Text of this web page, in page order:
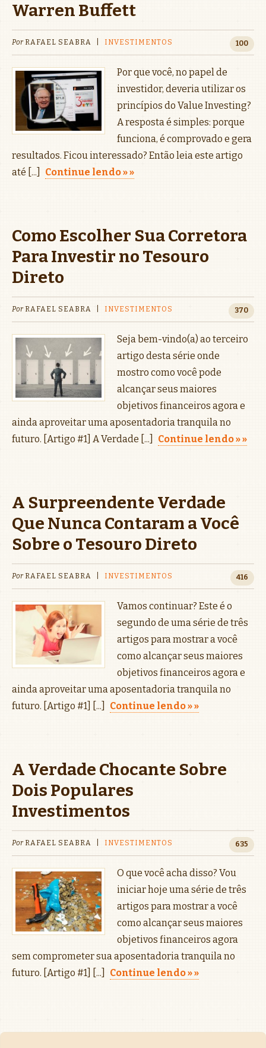
Warren Buffett
Por RAFAEL SEABRA INVESTIMENTOS 100
Por que você, no papel de
investidor, deveria utilizar os
princípios do Value Investing?
A resposta é simples: porque
funciona, é comprovado e gera
resultados. Ficou interessado? Então leia este artigo
até [...]
Continue lendo »
Como Escolher Sua Corretora
Para Investir no Tesouro
Direto
Por RAFAEL SEABRA INVESTIMENTOS 370
Seja bem-vindo(a) ao terceiro
artigo desta série onde
mostro como você pode
alcançar seus maiores
objetivos financeiros agora e
ainda aproveitar uma aposentadoria tranquila no
futuro. [Artigo #1] A Verdade [...]
Continue lendo »
A Surpreendente Verdade
Que Nunca Contaram a Você
Sobre o Tesouro Direto
Por RAFAEL SEABRA INVESTIMENTOS 416
Vamos continuar? Este é o
segundo de uma série de três
artigos para mostrar a você
como alcançar seus maiores
objetivos financeiros agora e
ainda aproveitar uma aposentadoria tranquila no
futuro. [Artigo #1] [...]
Continue lendo »
A Verdade Chocante Sobre
Dois Populares
Investimentos
Por RAFAEL SEABRA INVESTIMENTOS 635
O que você acha disso? Vou
iniciar hoje uma série de três
artigos para mostrar a você
como alcançar seus maiores
objetivos financeiros agora
sem comprometer sua aposentadoria tranquila no
futuro. [Artigo #1] [...]
Continue lendo »